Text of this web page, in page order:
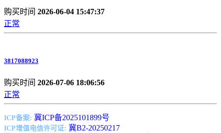
购买时间 2026-06-04 15:47:37
正常
3817088923
购买时间 2026-07-06 18:06:56
正常
ICP备案: 冀ICP备2025101899号
ICP增值电信许可证: 冀B2-20250217